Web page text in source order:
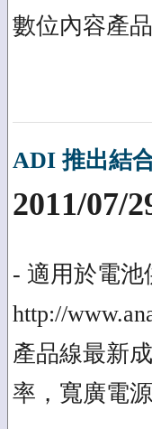
數位內容產
ADI 推出結
2011/07/
- 適用於電池
http://
產品線最新
率，寬廣電